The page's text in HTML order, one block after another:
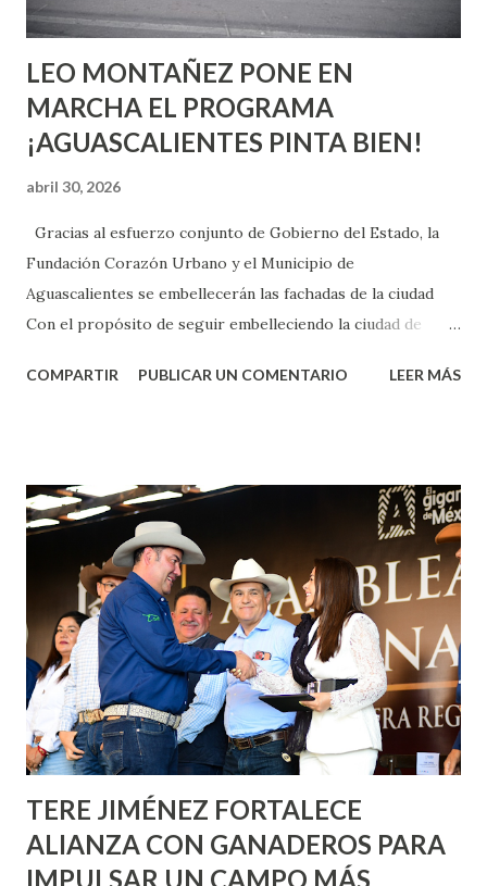
son suficientemen...
LEO MONTAÑEZ PONE EN
MARCHA EL PROGRAMA
¡AGUASCALIENTES PINTA BIEN!
abril 30, 2026
Gracias al esfuerzo conjunto de Gobierno del Estado, la
Fundación Corazón Urbano y el Municipio de
Aguascalientes se embellecerán las fachadas de la ciudad
Con el propósito de seguir embelleciendo la ciudad de
municipal, Leo Montañez dio inicio al programa
Corazón Urbano y el Municipio capital. Leo Montañez
informó que en este programa se usarán cerca de 90 mil
metros cuadrados de pintura, para dar inicio en la calle
Nieto, entre Jesús F. Elizondo y la calle 22 de Octubre, con
lo que se aplicará pintura en 66 casas. Posteriormente se
llevará este programa a Villas de Nuestra Señora de la
Asunción, Avenida Alameda y Decreto 27 de Septiembre, en
los edificios FOVISSSTE Ojo de Agua, en la comunidad
Norias de Paso Hondo y en los edificios de...
COMPARTIR PUBLICAR UN COMENTARIO LEER MÁS
TERE JIMÉNEZ FORTALECE
ALIANZA CON GANADEROS PARA
IMPULSAR UN CAMPO MÁS